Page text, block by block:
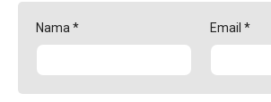
Nama * Email *